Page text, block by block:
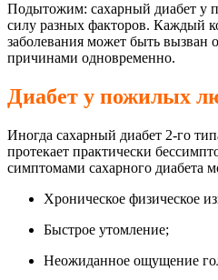
Подытожим: сахарный диабет у
силу разных факторов. Каждый
заболевания может быть вызван
причинами одновременно.
Диабет у пожилых
Иногда сахарный диабет 2-го
протекает практически
симптомами сахарного диабета
Хроническое физическое
Быстрое утомление;
Неожиданное ощущение